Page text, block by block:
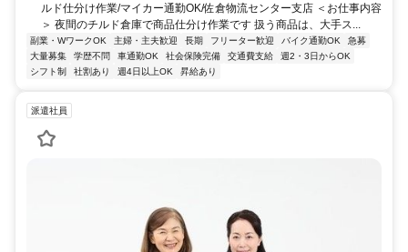
ルド仕分け作業/マイカー通勤OK/佐倉物流センター支店 ＜お仕事内容
＞ 夜間のチルド倉庫で商品仕分け作業です 扱う商品は、大手ス...
副業・WワークOK 主婦・主夫歓迎 長期 フリーター歓迎 バイク通勤OK
急募
大量募集
学歴不問 車通勤OK 社会保険完備 交通費支給
週2・3日からOK
シフト制
社割あり 週4日以上OK 昇給あり
派遣社員